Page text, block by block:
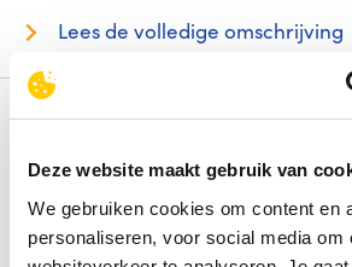
Deze website maakt gebruik van
We gebruiken cookies om content en
personaliseren, voor social media om
Lees de volledige omschrijving
Specificaties
Aantal basis-switching RJ-45
Power over Ethernet (PoE)
Ja
Type basis-switching RJ-45